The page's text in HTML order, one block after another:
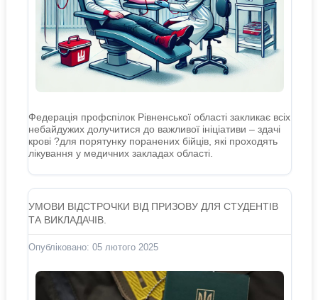
Федерація профспілок Рівненської області закликає всіх
небайдужих долучитися до важливої ініціативи – здачі
крові ?для порятунку поранених бійців, які проходять
лікування у медичних закладах області.
УМОВИ ВІДСТРОЧКИ ВІД ПРИЗОВУ ДЛЯ СТУДЕНТІВ
ТА ВИКЛАДАЧІВ.
Опубліковано: 05 лютого 2025